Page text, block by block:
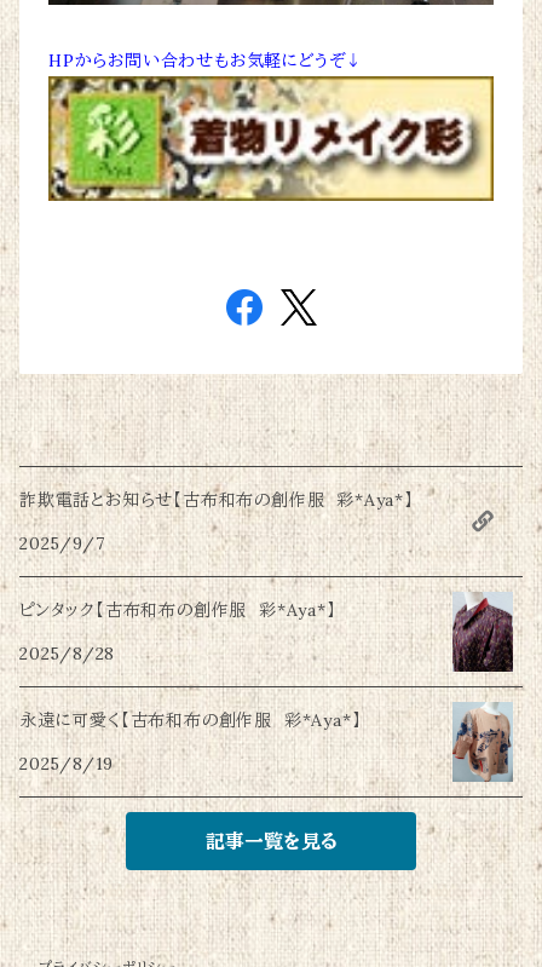
HPからお問い合わせもお気軽にどうぞ↓
詐欺電話とお知らせ【古布和布の創作服 彩*Aya*】
2025/9/7
ピンタック【古布和布の創作服 彩*Aya*】
2025/8/28
永遠に可愛く【古布和布の創作服 彩*Aya*】
2025/8/19
記事一覧を見る